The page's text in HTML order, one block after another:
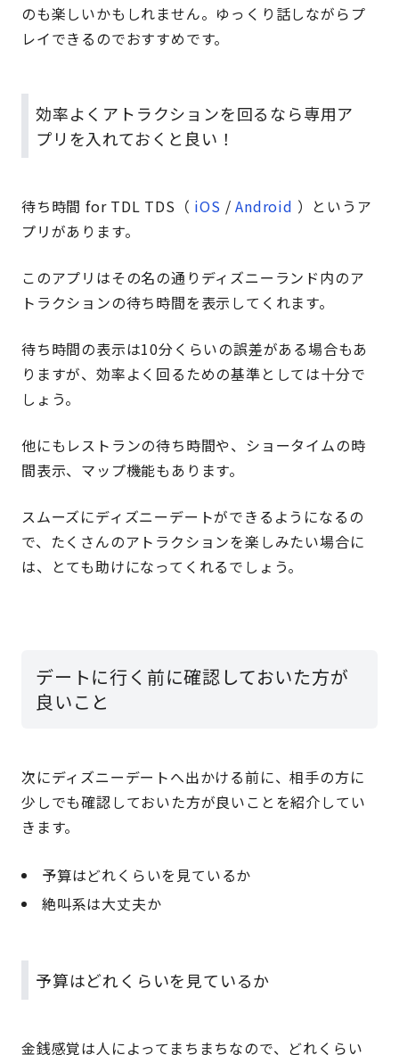
のも楽しいかもしれません。ゆっくり話しながらプ
レイできるのでおすすめです。
効率よくアトラクションを回るなら専用ア
プリを入れておくと良い！
待ち時間 for TDL TDS（ iOS /Android ）というア
プリがあります。
このアプリはその名の通りディズニーランド内のア
トラクションの待ち時間を表示してくれます。
待ち時間の表示は10分くらいの誤差がある場合もあ
りますが、効率よく回るための基準としては十分で
しょう。
他にもレストランの待ち時間や、ショータイムの時
間表示、マップ機能もあります。
スムーズにディズニーデートができるようになるの
で、たくさんのアトラクションを楽しみたい場合に
は、とても助けになってくれるでしょう。
デートに行く前に確認しておいた方が
良いこと
次にディズニーデートへ出かける前に、相手の方に
少しでも確認しておいた方が良いことを紹介してい
きます。
予算はどれくらいを見ているか
絶叫系は大丈夫か
予算はどれくらいを見ているか
金銭感覚は人によってまちまちなので、どれくらい